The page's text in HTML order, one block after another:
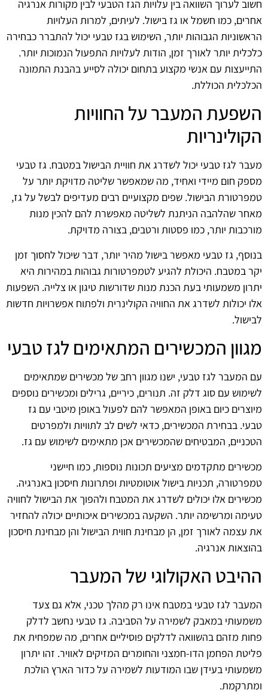
חשוב לערוך השוואה בין עלויות הגז הטבעי לבין מקורות אנרגיה
אחרים, כמו חשמל או גז בישול. לעיתים, למרות העלויות
הראשוניות הגבוהות יותר, השימוש בגז טבעי יכול להתברר כבחירה
כלכלית יותר לאורך זמן, הודות לעלויות התפעול הנמוכות יותר.
התייעצות עם אנשי מקצוע בתחום יכולה לסייע בהבנת התמונה
הכלכלית הכוללת.
השפעת המעבר על החוויות
הקולינריות
מעבר לגז טבעי יכול לשדרג את חוויית הבישול במטבח. גז טבעי
מספק חום מיידי ואחיד, מה שמאפשר שליטה מדויקת יותר על
טמפרטורת הבישול. שפים מקצועיים רבים מעדיפים לבשל על גז,
מאחר שהלהבה הניתנת לשליטה מאפשרת להם להכין מנות
מורכבות יותר, כמו פסטות ורטבים, בצורה מדויקת.
בנוסף, גז טבעי מאפשר בישול מהיר יותר, דבר שיכול לחסוך זמן
יקר במטבח. היכולת להגיע לטמפרטורות גבוהות במהירות היא
יתרון משמעותי בעת הכנת מנות שדורשות טיגון או צלייה. השפעות
אלו יכולות לשדרג את החוויה הקולינרית ולפתוח אפשרויות חדשות
לבישול.
מגוון המכשירים המתאימים לגז טבעי
עם המעבר לגז טבעי, ישנו מגוון רחב של מכשירים שמתאימים
לשימוש עם סוג דלק זה. תנורים, כיריים, גרילים ומכשירים נוספים
מיוצרים כיום באופן המאפשר להם לפעול באופן מיטבי עם גז
טבעי. בבחירת המכשירים, כדאי לשים לב לתוויות ולמפרטים
הטכניים, המבטיחים שהמכשירים אכן מתאימים לשימוש עם גז.
מכשירים מתקדמים מציעים תכונות נוספות, כמו חיישני
טמפרטורה, תכניות בישול אוטומטיות ופתרונות חיסכון באנרגיה.
מכשירים אלו יכולים לשדרג את המטבח ולהפוך את הבישול לחוויה
טעימה ומרשימה יותר. השקעה במכשירים איכותיים יכולה להחזיר
את עצמה לאורך זמן, הן מבחינת חווית הבישול והן מבחינת חיסכון
בהוצאות אנרגיה.
ההיבט האקולוגי של המעבר
המעבר לגז טבעי במטבח אינו רק מהלך טכני, אלא גם צעד
משמעותי במאבק לשמירה על הסביבה. גז טבעי נחשב לדלק
פחות מזהם בהשוואה לדלקים פוסיליים אחרים, מה שמפחית את
פליטת הפחמן הדו-חמצני והחומרים המזיקים לאוויר. זהו יתרון
משמעותי בעידן שבו המודעות לשמירה על כדור הארץ הולכת
ומתרקמת.